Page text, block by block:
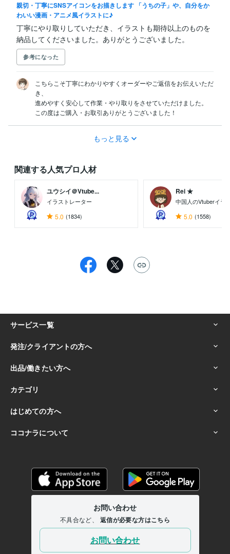
親切・丁寧にSNSアイコンをお描きします 「うちの子」や、自分をか
わいい漫画・アニメ風イラストに♪
丁寧にやり取りしていただき、イラストも期待以上のものを
納品してくださいました。ありがとうございました。
参考になった
こちらこそ丁寧にわかりやすくオーダーやご返信をお伝えいただ
き、
進めやすく安心して作業・やり取りをさせていただけました。
この度はご購入・お取引ありがとうございました！
もっと見る
関連する人気プロ人材
ユウシイ＠Vtube...
イラストレーター
5.0 (1834)
Rei ★
中国人のVtuberイラ
5.0 (1558)